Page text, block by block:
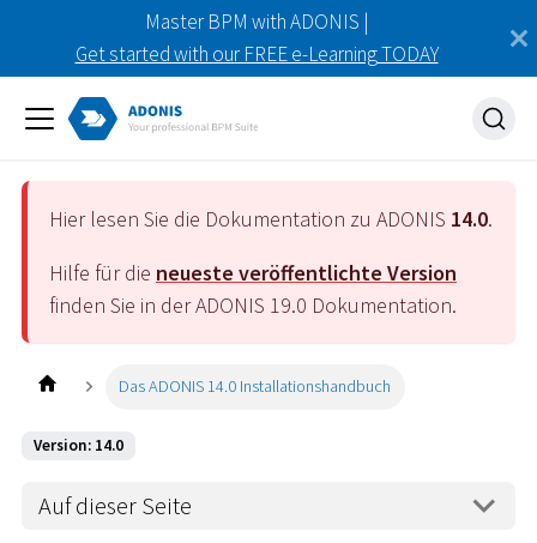
Master BPM with ADONIS |
Get started with our FREE e-Learning TODAY
Hier lesen Sie die Dokumentation zu ADONIS 14.0.
Hilfe für die neueste veröffentlichte Version
finden Sie in der ADONIS 19.0 Dokumentation.
Das ADONIS 14.0 Installationshandbuch
Version: 14.0
Auf dieser Seite